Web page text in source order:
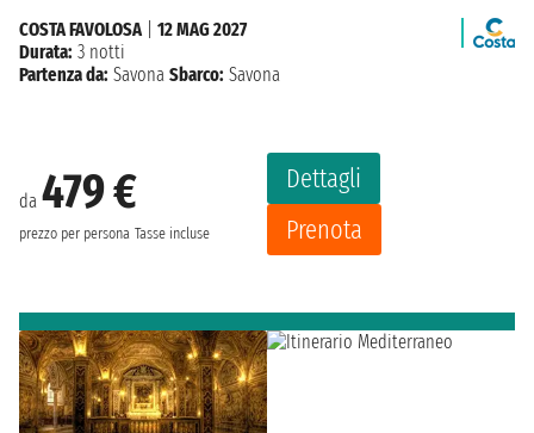
da 479 €
prezzo per persona Tasse incluse
Dettagli
Prenota
COSTA FAVOLOSA| 12 MAG 2027
Durata: 3 notti
Partenza da: Savona Sbarco: Savona